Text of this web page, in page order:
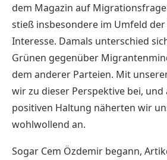
dem Magazin auf
stieß insbesondere im Umfeld
Interesse. Damals unterschied
Grünen gegenüber
dem anderer Parteien. Mit
wir zu dieser Perspektive bei,
positiven Haltung näherten wir
wohlwollend an.
Sogar Cem Özdemir begann,